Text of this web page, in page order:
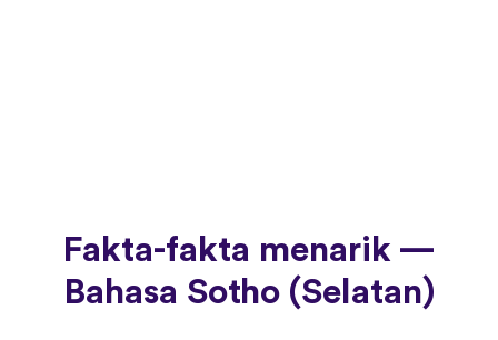
Fakta-fakta menarik —
Bahasa Sotho (Selatan)